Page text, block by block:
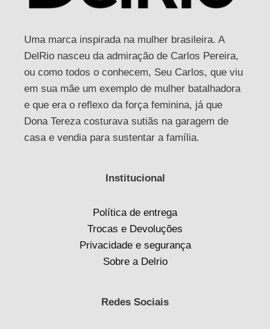
Uma marca inspirada na mulher brasileira. A
DelRio nasceu da admiração de Carlos Pereira,
ou como todos o conhecem, Seu Carlos, que viu
em sua mãe um exemplo de mulher batalhadora
e que era o reflexo da força feminina, já que
Dona Tereza costurava sutiãs na garagem de
casa e vendia para sustentar a família.
Institucional
Política de entrega
Trocas e Devoluções
Privacidade e segurança
Sobre a Delrio
Redes Sociais